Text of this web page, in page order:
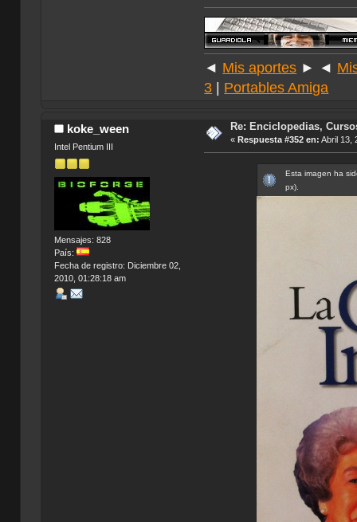
◄ Mis aportes ► ◄
3
Portables Amiga
koke_ween
Intel Pentium III
Mensajes: 828
País:
Fecha de registro: Diciembre 02,
2010, 01:28:18 am
Re: Enciclopedias,
« Respuesta #352 en: Abril 13,
Esta imagen ha
px).